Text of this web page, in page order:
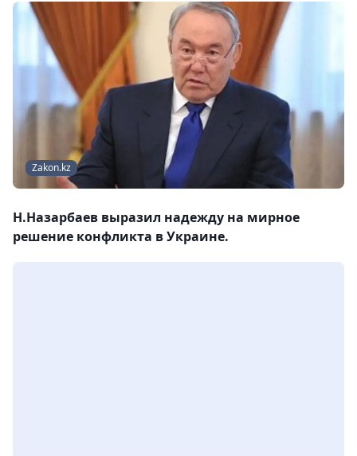
Zakon.kz
Н.Назарбаев выразил надежду на мирное
решение конфликта в Украине.